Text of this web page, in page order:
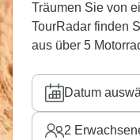
Träumen Sie von
TourRadar finden
aus über 5
Datum
2